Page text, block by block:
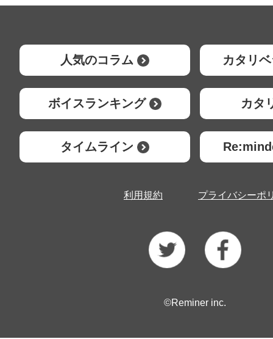
人気のコラム カタリ
ボイスランキング カタ
タイムライン
利用規約 プライバシーポ
©Reminer inc.